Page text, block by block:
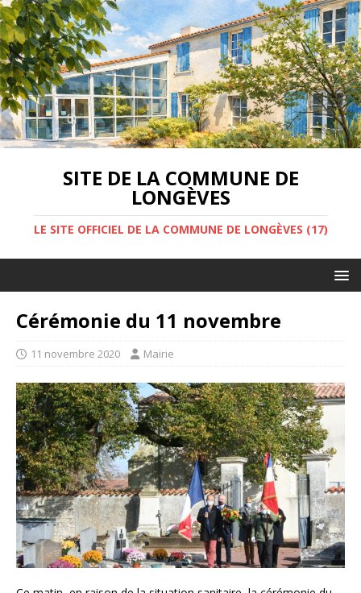
SITE DE LA COMMUNE DE
LONGÈVES
LE SITE OFFICIEL DE LA COMMUNE DE LONGÈVES (17)
Cérémonie du 11 novembre
11 novembre 2020 Mairie